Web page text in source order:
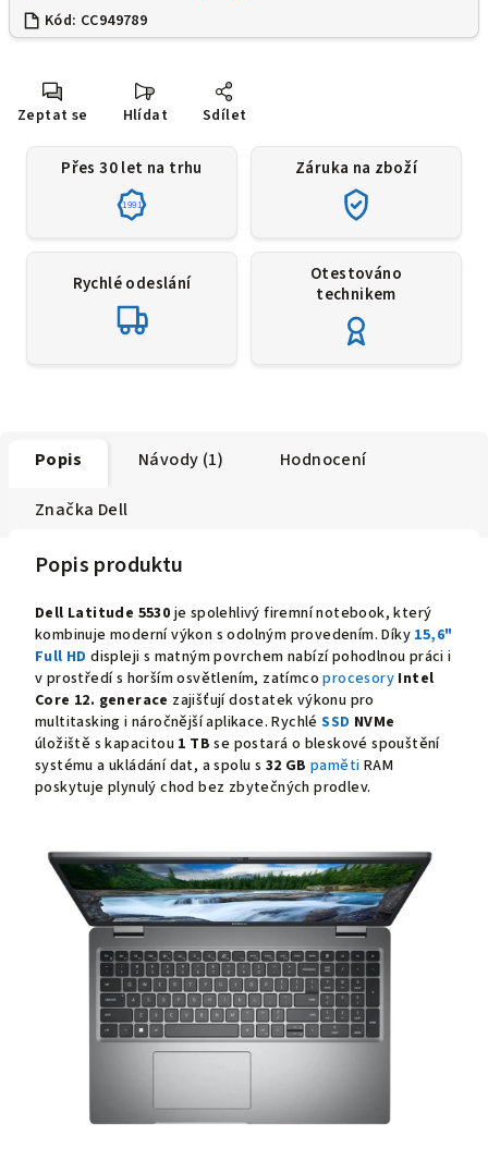
Kód: CC949789
Zeptat se Hlídat Sdílet
Přes 30 let na trhu
1991
Záruka na zboží
Rychlé odeslání
Otestováno
technikem
Popis Návody (1) Hodnocení
Značka Dell
Popis produktu
Dell Latitude 5530 je spolehlivý firemní notebook, který
kombinuje moderní výkon s odolným provedením. Díky 15,6"
Full HD displeji s matným povrchem nabízí pohodlnou práci i
v prostředí s horším osvětlením, zatímcoprocesory Intel
Core 12. generace zajišťují dostatek výkonu pro
multitasking i náročnější aplikace. RychléSSD NVMe
úložiště s kapacitou 1 TB se postará o bleskové spouštění
systému a ukládání dat, a spolu s 32 GB paměti RAM
poskytuje plynulý chod bez zbytečných prodlev.